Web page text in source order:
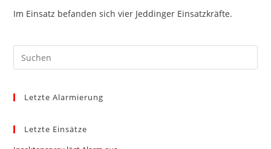
Im Einsatz befanden sich vier Jeddinger Einsatzkräfte.
Letzte Alarmierung
Letzte Einsätze